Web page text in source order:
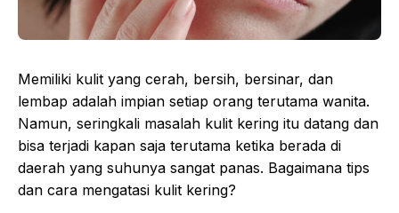
Memiliki kulit yang cerah, bersih, bersinar, dan
lembap adalah impian setiap orang terutama wanita.
Namun, seringkali masalah kulit kering itu datang dan
bisa terjadi kapan saja terutama ketika berada di
daerah yang suhunya sangat panas. Bagaimana tips
dan cara mengatasi kulit kering?